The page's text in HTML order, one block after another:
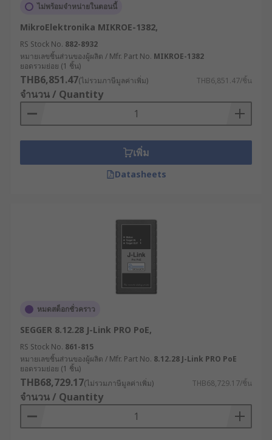
ไม่พร้อมจำหน่ายในตอนนี้
MikroElektronika MIKROE-1382,
RS Stock No. 882-8932
หมายเลขชิ้นส่วนของผู้ผลิต / Mfr. Part No. MIKROE-1382
ยอดรวมย่อย (1 ชิ้น)
THB6,851.47(ไม่รวมภาษีมูลค่าเพิ่ม) THB6,851.47/ชิ้น
จำนวน / Quantity
เพิ่ม
Datasheets
หมดสต็อกชั่วคราว
SEGGER 8.12.28 J-Link PRO PoE,
RS Stock No. 861-815
หมายเลขชิ้นส่วนของผู้ผลิต / Mfr. Part No. 8.12.28 J-Link PRO PoE
ยอดรวมย่อย (1 ชิ้น)
THB68,729.17(ไม่รวมภาษีมูลค่าเพิ่ม) THB68,729.17/ชิ้น
จำนวน / Quantity